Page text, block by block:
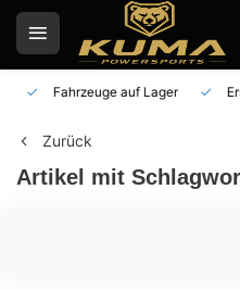
Fahrzeuge auf Lager
Zurück
Artikel mit